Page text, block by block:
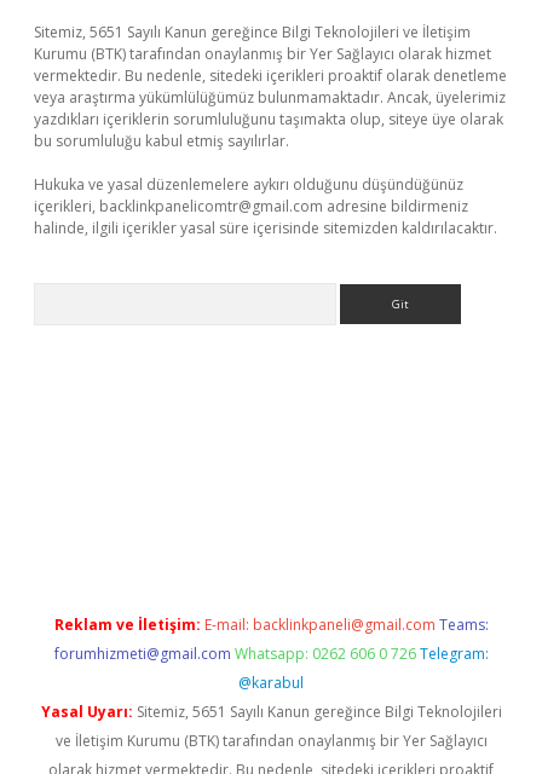
Sitemiz, 5651 Sayılı Kanun gereğince Bilgi Teknolojileri ve İletişim
Kurumu (BTK) tarafından onaylanmış bir Yer Sağlayıcı olarak hizmet
vermektedir. Bu nedenle, sitedeki içerikleri proaktif olarak denetleme
veya araştırma yükümlülüğümüz bulunmamaktadır. Ancak, üyelerimiz
yazdıkları içeriklerin sorumluluğunu taşımakta olup, siteye üye olarak
bu sorumluluğu kabul etmiş sayılırlar.
Hukuka ve yasal düzenlemelere aykırı olduğunu düşündüğünüz
içerikleri, backlinkpanelicomtr@gmail.com adresine bildirmeniz
halinde, ilgili içerikler yasal süre içerisinde sitemizden kaldırılacaktır.
Reklam ve İletişim: E-mail: backlinkpaneli@gmail.com Teams:
forumhizmeti@gmail.com Whatsapp: 0262 606 0 726 Telegram:
@karabul
Yasal Uyarı: Sitemiz, 5651 Sayılı Kanun gereğince Bilgi Teknolojileri
ve İletişim Kurumu (BTK) tarafından onaylanmış bir Yer Sağlayıcı
olarak hizmet vermektedir. Bu nedenle, sitedeki içerikleri proaktif